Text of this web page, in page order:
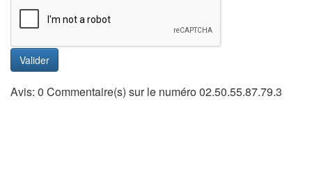
Valider
Avis: 0 Commentaire(s) sur le numéro 02.50.55.87.79.3